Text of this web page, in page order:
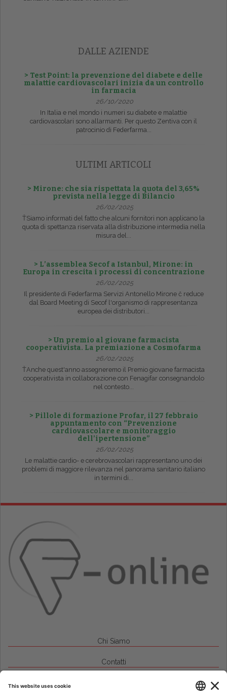
DALLE AZIENDE
> Test Point: la prevenzione del diabete e delle
malattie cardiovascolari inizia da un controllo
in farmacia
26/10/2020
In Italia e nel mondo i numeri su diabete e malattie
cardiovascolari sono allarmanti. Per questo Zentiva con il
patrocinio di Federfarma...
ULTIMI ARTICOLI
> Mirone: che sia rispettata la quota del 3,65%
prevista nella legge di Bilancio
26/02/2025
ŤSiamo informati del fatto che alcuni fornitori non applicano la
quota di spettanza riservata alla distribuzione intermedia nella
misura del...
> L’assemblea Secof a Istanbul, Mirone: in
Europa in crescita i processi di concentrazione
26/02/2025
Il presidente di Federfarma Servizi Antonello Mirone č reduce
dal Board Meeting di Secof l'organismo di rappresentanza
europea dei distributori...
> Un premio al giovane farmacista
cooperativista. La premiazione a Cosmofarma
26/02/2025
ŤAnche quest'anno assegneremo il Premio giovane farmacista
cooperativista in collaborazione con Fenagifar consegnandolo
nel contesto...
> Pillole di formazione Profar, il 27 febbraio
appuntamento con “Prevenzione
cardiovascolare e monitoraggio
dell’ipertensione”
26/02/2025
Le malattie cardio- e cerebrovascolari rappresentano uno dei
problemi di maggiore rilevanza nel panorama sanitario italiano
in termini di...
Chi Siamo
Contatti